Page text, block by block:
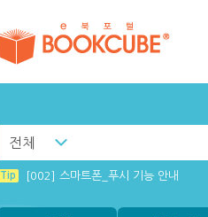
전체
Tip [002] 스마트폰_푸시 기능 안내